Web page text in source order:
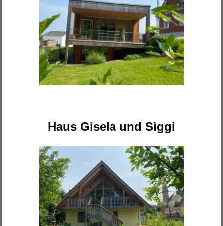
Haus Gisela und Siggi